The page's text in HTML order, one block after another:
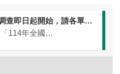
114年全國圖書館統計調查即日起開始，請各單位協助於本（115）年5月25日前完成統計資訊填報（延長至7月10日）
有關國家圖書館進行之「114年全國圖書館統計」調查，涵蓋全國大專校院圖書館、國民小學圖書館、國民中學圖書館、高級中等學校暨特殊教育學校圖書館，以及專門圖書館，藉由相關統計數據之蒐集，將有助瞭解我國各類...